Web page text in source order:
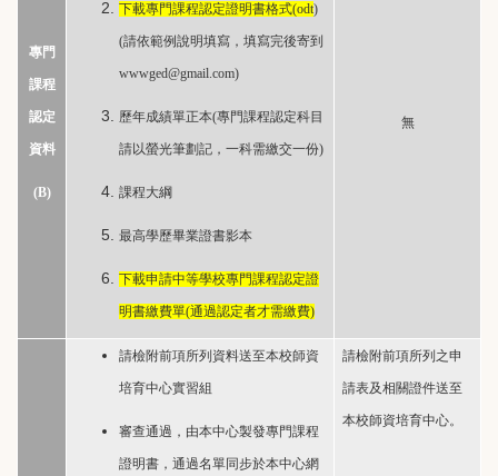
專門
課程
認定
資料
(B)
下載專門課程認定證明書格式(odt)
(請依範例說明填寫，填寫完後寄到
wwwged@gmail.com)
歷年成績單正本(專門課程認定科目
請以螢光筆劃記，一科需繳交一份)
課程大綱
最高學歷畢業證書影本
下載申請中等學校專門課程認定證
明書繳費單(通過認定者才需繳費)
無
請檢附前項所列資料送至本校師資
培育中心實習組
審查通過，由本中心製發專門課程
證明書，通過名單同步於本中心網
請檢附前項所列之申
請表及相關證件送至
本校師資培育中心。